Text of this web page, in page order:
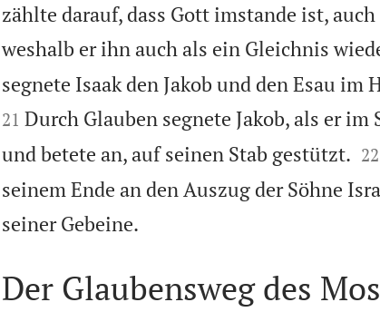
zählte darauf, dass Gott imstande ist,
weshalb er ihn auch als ein Gleichnis
segnete Isaak den Jakob und den Esau
21 Durch Glauben segnete Jakob, als er im
und betete an, auf seinen Stab gestützt.
22
seinem Ende an den Auszug der Söhne
seiner Gebeine.
Der Glaubensweg des